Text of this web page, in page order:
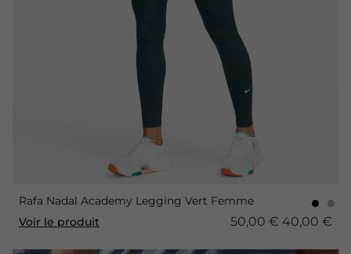
Rafa Nadal Academy Legging Vert Femme
Voir le produit
50,00 € 40,00 €